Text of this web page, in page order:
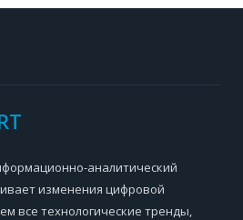
аналитический
изменения цифровой
все технологические тренды,